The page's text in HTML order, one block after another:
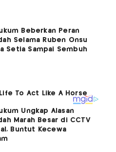
Beberkan Peran
Selama Ruben Onsu
Setia Sampai Sembuh
Ungkap Alasan
Marah Besar di CCTV
Buntut Kecewa